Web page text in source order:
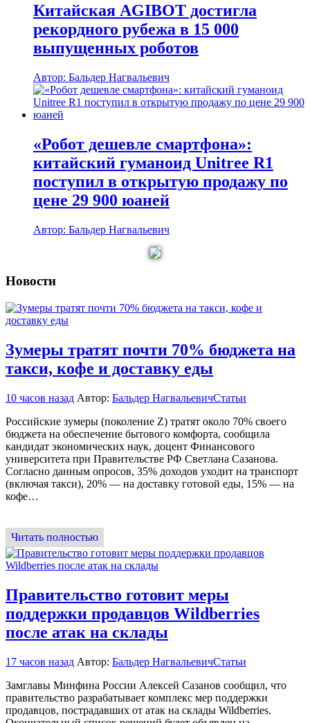
Китайская AGIBOT достигла
рекордного рубежа в 15 000
выпущенных роботов
Автор: Бальдер Нагвальевич
«Робот дешевле смартфона»:
китайский гуманоид Unitree R1
поступил в открытую продажу по
цене 29 900 юаней
Автор: Бальдер Нагвальевич
Новости
Зумеры тратят почти 70% бюджета на
такси, кофе и доставку еды
10 часов назад Автор: Бальдер НагвальевичСтатьи
Российские зумеры (поколение Z) тратят около 70% своего
бюджета на обеспечение бытового комфорта, сообщила
кандидат экономических наук, доцент Финансового
университета при Правительстве РФ Светлана Сазанова.
Согласно данным опросов, 35% доходов уходит на транспорт
(включая такси), 20% — на доставку готовой еды, 15% — на
кофе…
Читать полностью
Правительство готовит меры
поддержки продавцов Wildberries
после атак на склады
17 часов назад Автор: Бальдер НагвальевичСтатьи
Замглавы Минфина России Алексей Сазанов сообщил, что
правительство разрабатывает комплекс мер поддержки
продавцов, пострадавших от атак на склады Wildberries.